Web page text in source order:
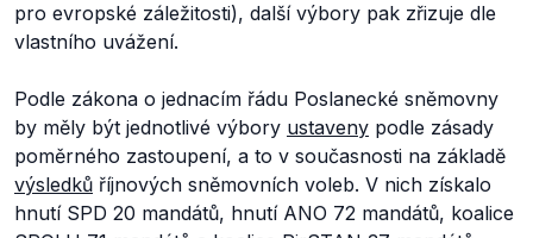
pro evropské záležitosti), další výbory pak zřizuje dle
vlastního uvážení.
Podle zákona o jednacím řádu Poslanecké sněmovny
by měly být jednotlivé výbory ustaveny podle zásady
poměrného zastoupení, a to v současnosti na základě
výsledků říjnových sněmovních voleb. V nich získalo
hnutí SPD 20 mandátů, hnutí ANO 72 mandátů, koalice